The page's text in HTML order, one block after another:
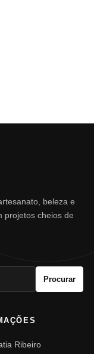
beleza e
projetos cheios de
Procurar
Ribeiro